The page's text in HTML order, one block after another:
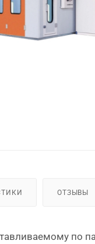
ОТЗЫВЫ
по